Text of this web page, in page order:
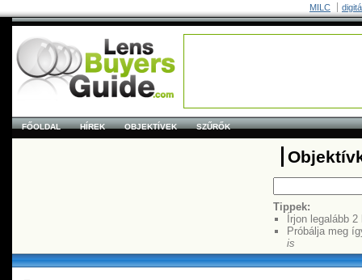
MILC
FŐOLDAL HÍREK OBJEKTÍVEK SZŰRŐK
Tippek:
Írjon legalább
Próbálja meg
is